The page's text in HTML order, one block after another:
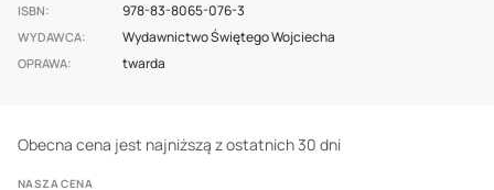
ISBN 978-83-8065-076-3
WYDAWCA Wydawnictwo Świętego Wojciecha
OPRAWA twarda
Obecna cena jest najniższą z ostatnich 30 dni
NASZA CENA